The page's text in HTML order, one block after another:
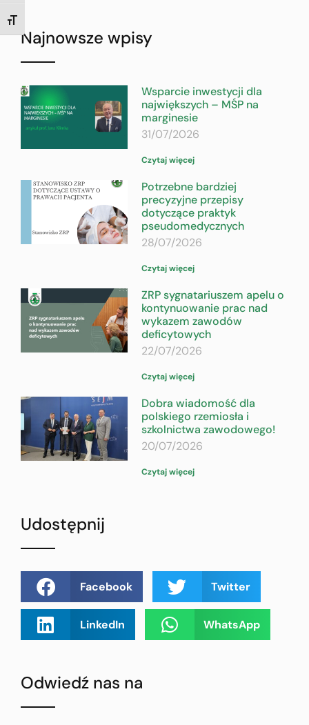
TOGGLE FONT SIZE
Najnowsze wpisy
Wsparcie inwestycji dla
największych – MŚP na
marginesie
31/07/2026
Czytaj więcej
Potrzebne bardziej
precyzyjne przepisy
dotyczące praktyk
pseudomedycznych
28/07/2026
Czytaj więcej
ZRP sygnatariuszem apelu o
kontynuowanie prac nad
wykazem zawodów
deficytowych
22/07/2026
Czytaj więcej
Dobra wiadomość dla
polskiego rzemiosła i
szkolnictwa zawodowego!
20/07/2026
Czytaj więcej
Udostępnij
Facebook Twitter
LinkedIn WhatsApp
Odwiedź nas na